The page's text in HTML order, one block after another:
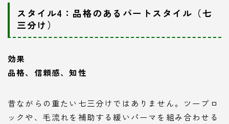
スタイル4：品格のあるパートスタイル（七
三分け）
効果
品格、信頼感、知性
昔ながらの重たい七三分けではありません。ツーブロ
ックや、毛流れを補助する緩いパーマを組み合わせる